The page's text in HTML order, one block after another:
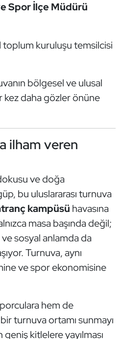
Spor İlçe Müdürü
toplum kuruluşu temsilcisi
bölgesel ve ulusal
daha gözler önüne
ilham veren
ve doğa
bu uluslararası turnuva
kampüsü havasına
masa başında değil;
sosyal anlamda da
Turnuva, aynı
ve spor ekonomisine
hem de
turnuva ortamı sunmayı
kitlelere yayılması